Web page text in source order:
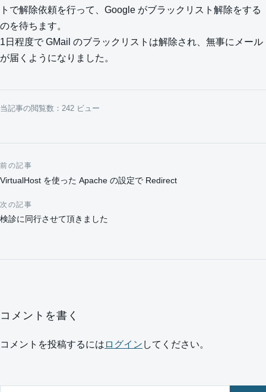
トで解除依頼を行って、Google がブラックリスト解除をする
のを待ちます。
1日程度で GMail のブラックリストは解除され、無事にメール
が届くようになりました。
当記事の閲覧数：242 ビュー
投稿ナビゲーション
前の記事
VirtualHost を使った Apache の設定で Redirect
次の記事
検診に同行させて頂きました
コメントを書く
コメントを投稿するには ログイン してください。